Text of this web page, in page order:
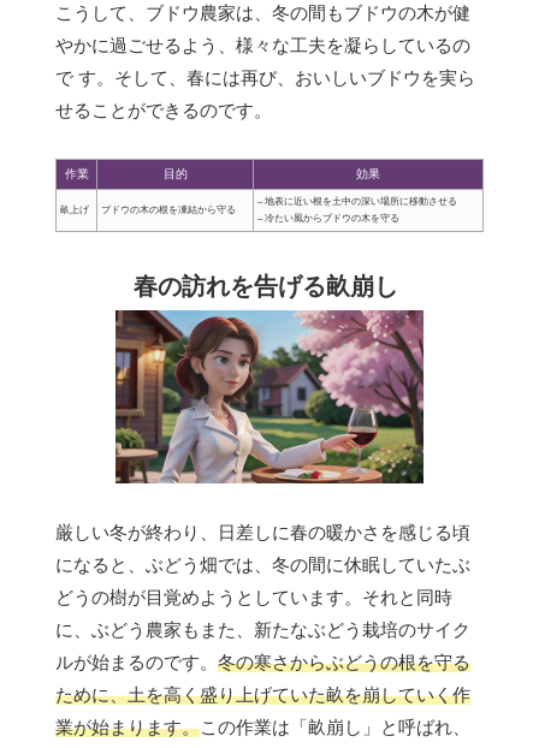
こうして、ブドウ農家は、冬の間もブドウの木が健
やかに過ごせるよう、様々な工夫を凝らしているの
で す。そして、春には再び、おいしいブドウを実ら
せることができるのです。
作業 目的 効果
畝上げ ブドウの木の根を凍結から守る
– 地表に近い根を土中の深い場所に移動させる
– 冷たい風からブドウの木を守る
春の訪れを告げる畝崩し
厳しい冬が終わり、日差しに春の暖かさを感じる頃
になると、ぶどう畑では、冬の間に休眠していたぶ
どうの樹が目覚めようとしています。それと同時
に、ぶどう農家もまた、新たなぶどう栽培のサイク
ルが始まるのです。 冬の寒さからぶどうの根を守る
ために、土を高く盛り上げていた畝を崩していく作
業が始まります。この作業は「畝崩し」と呼ばれ、